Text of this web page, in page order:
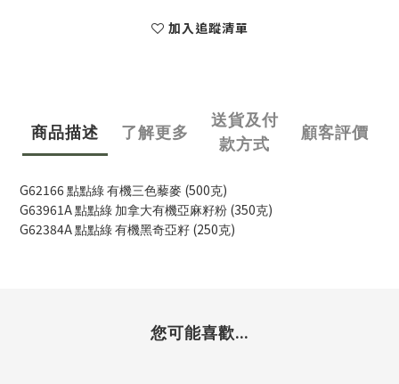
加入追蹤清單
商品描述 了解更多
送貨及付
款方式
顧客評價
G62166 點點綠 有機三色藜麥 (500克)
G63961A 點點綠 加拿大有機亞麻籽粉 (350克)
G62384A 點點綠 有機黑奇亞籽 (250克)
您可能喜歡...